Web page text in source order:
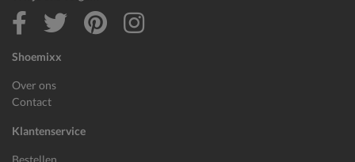
Shoemixx
Over ons
Contact
Klantenservice